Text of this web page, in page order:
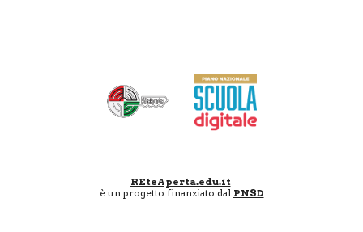
REteAperta.edu.it
è un progetto finanziato dal PNSD